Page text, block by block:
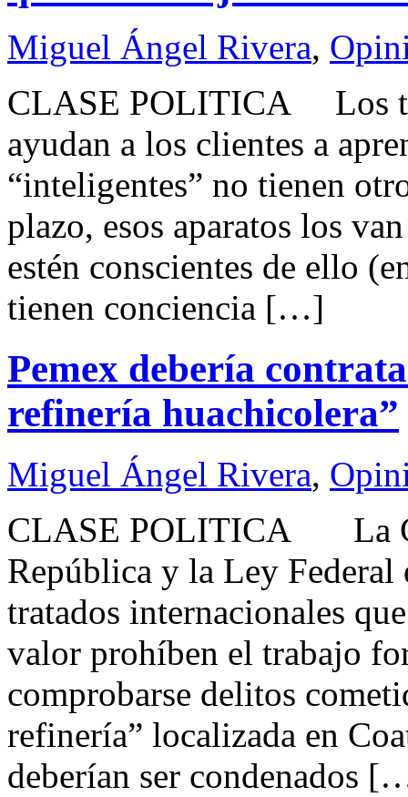
Miguel Ángel Rivera,
CLASE POLITICA Los
ayudan a los clientes a
“inteligentes” no tienen
plazo, esos aparatos los
estén conscientes de ello
tienen conciencia […]
Pemex debería
refinería huachicolera”
Miguel Ángel Rivera,
CLASE POLITICA La
República y la Ley
tratados internacionales
valor prohíben el trabajo
comprobarse delitos
refinería” localizada en
deberían ser condenados